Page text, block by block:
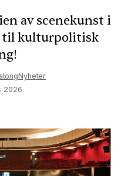
av scenekunst i
til kulturpolitisk
Nyheter
2026